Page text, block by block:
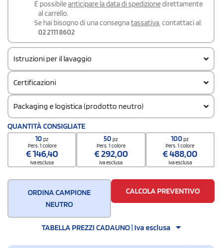
É possibileanticipare la data di spedizionedirettamente
al carrello.
Se hai bisogno di una consegnatassativa, contattaci al:
02 2111 8602
Istruzioni per il lavaggio
Certificazioni
Packaging e logistica (prodotto neutro)
Codice doganale
42029298
Quantità per confezione
Quantità per scatola
50
QUANTITÀ CONSIGLIATE
10pz
Pers. 1 colore
€146,40
iva esclusa
50pz
Pers. 1 colore
€292,00
iva esclusa
100pz
Pers. 1 colore
€488,00
iva esclusa
ORDINA CAMPIONE
NEUTRO
CALCOLA PREVENTIVO
TABELLA PREZZI CADAUNO | Iva esclusa